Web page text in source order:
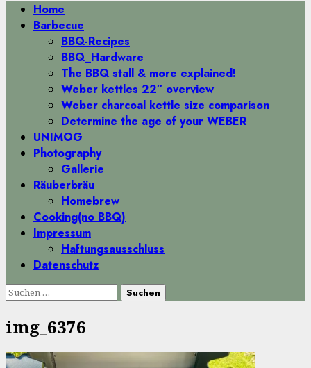
Primäres
Menü
Home
Barbecue
BBQ-Recipes
BBQ_Hardware
The BBQ stall & more explained!
Weber kettles 22″ overview
Weber charcoal kettle size comparison
Determine the age of your WEBER
UNIMOG
Photography
Gallerie
Räuberbräu
Homebrew
Cooking(no BBQ)
Impressum
Haftungsausschluss
Datenschutz
Suchen
img_6376